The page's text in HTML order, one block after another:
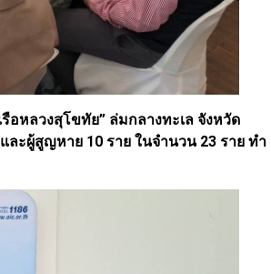
หลวงสุโขทัย” ล่มกลางทะเล จังหวัด
ละผู้สูญหาย 10 ราย ในจำนวน 23 ราย ทำ